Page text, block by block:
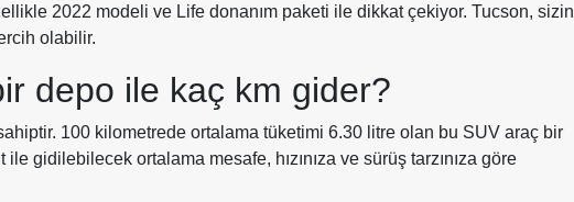
2022 modeli ve Life donanım paketi ile dikkat çekiyor. Tucson, sizin
olabilir.
depo ile kaç km gider?
100 kilometrede ortalama tüketimi 6.30 litre olan bu SUV araç bir
gidilebilecek ortalama mesafe, hızınıza ve sürüş tarzınıza göre